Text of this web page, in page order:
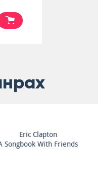
Manfred Mann
Watch